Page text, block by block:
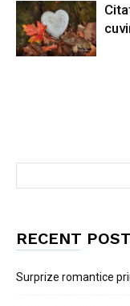
RECENT
Surprize romantice